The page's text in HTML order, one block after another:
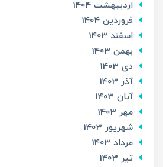
ارديبهشت 1404
فروردین 1404
اسفند 1403
بهمن 1403
دی 1403
آذر 1403
آبان 1403
مهر 1403
شهریور 1403
مرداد 1403
تير 1403